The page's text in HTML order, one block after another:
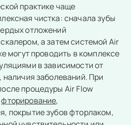
практике чаще
чистка: сначала зубы
отложений
а затем системой Air
могут проводить в комплексе
в зависимости от
наличия заболеваний. При
процедуры Air Flow
фторирование,
покрытие зубов фторлаком,